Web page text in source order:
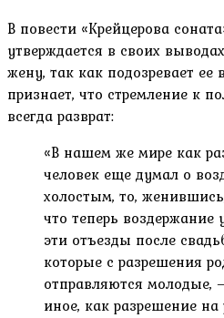
В повести «Крейцерова
утверждается в своих
жену, так как подозревает ее
признает, что стремление к
всегда разврат:
«В нашем же мире как
человек еще думал о
холостым, то,
что теперь
эти отъезды после
которые с разрешения
отправляются молодые,
иное, как разрешение на